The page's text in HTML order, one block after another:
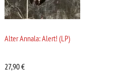
Alter Annala: Alert! (LP)
27,90€